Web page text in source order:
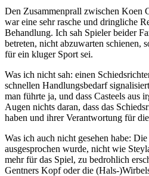
Den Zusammenprall zwischen Koen
war eine sehr rasche und dringliche
Behandlung. Ich sah Spieler beider
betreten, nicht abzuwarten schienen,
für ein kluger Sport sei.
Was ich nicht sah: einen
schnellen Handlungsbedarf
man führte ja, und dass Casteels aus
Augen nichts daran, dass das
haben und ihrer Verantwortung für
Was ich auch nicht gesehen habe:
ausgesprochen wurde, nicht wie
mehr für das Spiel, zu bedrohlich
Gentners Kopf oder die (Hals-